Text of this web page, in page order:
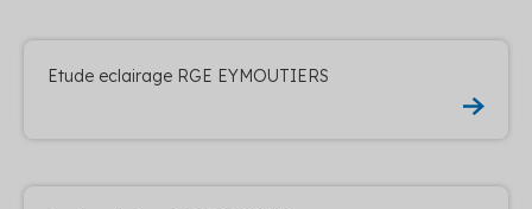
Etude eclairage RGE EYMOUTIERS